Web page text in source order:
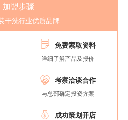
加盟步骤
干洗行业优质品牌
 免费索取资料
详细了解产品及报价
 考察洽谈合作
与总部确定投资方案
 成功策划开店